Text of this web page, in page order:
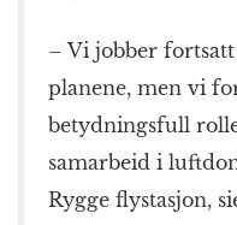
– Vi jobber
planene, men vi
betydningsfull
samarbeid i
Rygge flystasjon,